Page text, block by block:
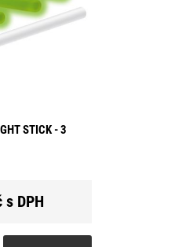
STICK - 3
s DPH